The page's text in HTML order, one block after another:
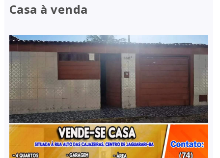
Casa à venda